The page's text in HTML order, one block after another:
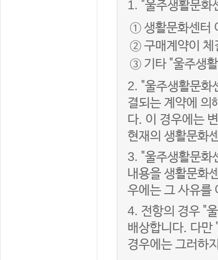
1. "울주생활문화
① 생활문화센터
② 구매계약이 체
③ 기타 "울주생
2. "울주생활문화
결되는 계약에 의
다. 이 경우에는
현재의 생활문화
3. "울주생활문화
내용을 생활문화
우에는 그 사유를
4. 전항의 경우 "
배상합니다. 다만
경우에는 그러하